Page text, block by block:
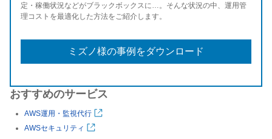
定・稼働状況などがブラックボックスに…。そんな状況の中、運用管
理コストを最適化した方法をご紹介します。
ミズノ様の事例をダウンロード
おすすめのサービス
AWS運用・監視代行
AWSセキュリティ